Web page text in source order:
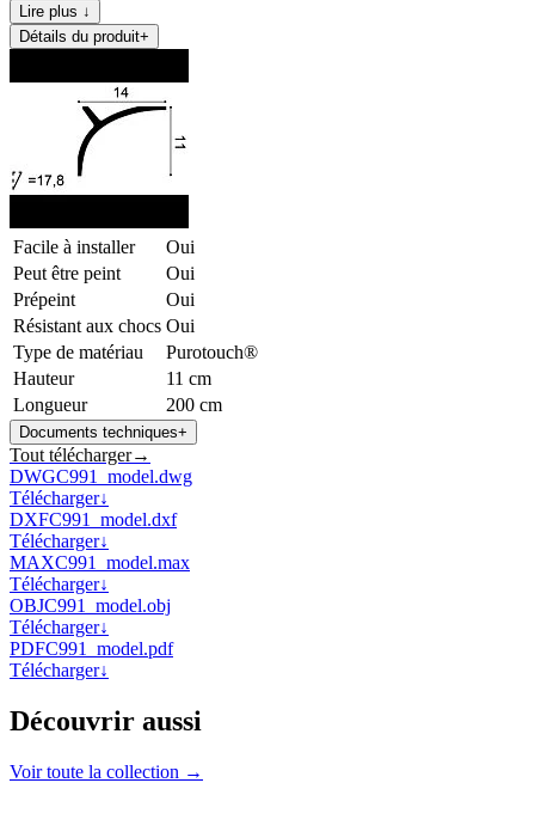
Lire plus ↓
Détails du produit+
Facile à installer
Oui
Peut être peint
Oui
Prépeint
Oui
Résistant aux chocs Oui
Type de matériau
Purotouch®
Hauteur
11 cm
Longueur
200 cm
Documents techniques+
Tout télécharger→
DWGC991_model.dwg
Télécharger↓
DXFC991_model.dxf
Télécharger↓
MAXC991_model.max
Télécharger↓
OBJC991_model.obj
Télécharger↓
PDFC991_model.pdf
Télécharger↓
Découvrir aussi
Voir toute la collection →